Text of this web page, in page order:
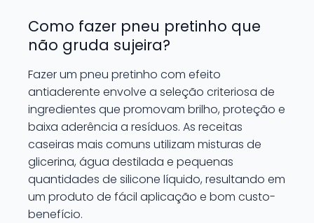
Como fazer pneu pretinho que
não gruda sujeira?
Fazer um pneu pretinho com efeito
antiaderente envolve a seleção criteriosa de
ingredientes que promovam brilho, proteção e
baixa aderência a resíduos. As receitas
caseiras mais comuns utilizam misturas de
glicerina, água destilada e pequenas
quantidades de silicone líquido, resultando em
um produto de fácil aplicação e bom custo-
benefício.